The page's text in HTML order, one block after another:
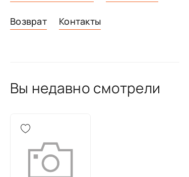
Возврат Контакты
Вы недавно смотрели